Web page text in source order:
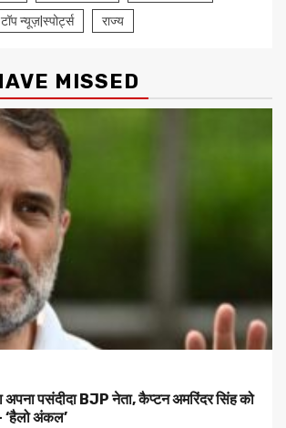
टॉप न्यूज़|स्पोर्ट्स राज्य
MISSED
अपना पसंदीदा BJP नेता, कैप्टन अमरिंदर सिंह को
‘हैलो अंकल’